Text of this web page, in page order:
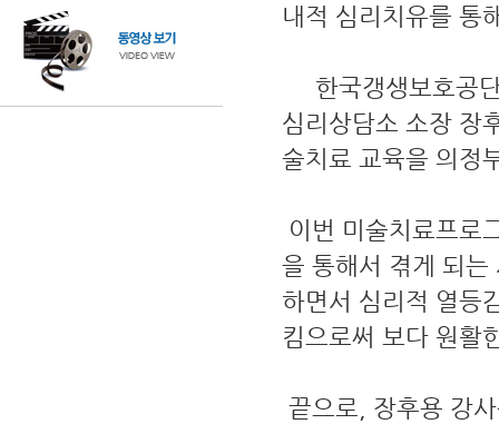
내적 심리치유를
한국갱생보호공
심리상담소 소장 장
술치료 교육을 의정
이번 미술치료프로
을 통해서 겪게 되는
하면서 심리적 열등
킴으로써 보다 원활
끝으로, 장후용 강